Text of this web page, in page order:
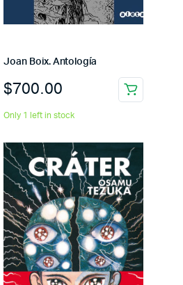
Joan Boix. Antología
$700.00
Only 1 left in stock